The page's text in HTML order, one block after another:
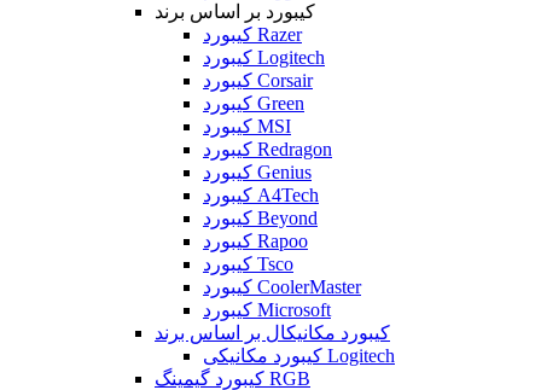
کیبورد بر اساس برند
کیبورد Razer
کیبورد Logitech
کیبورد Corsair
کیبورد Green
کیبورد MSI
کیبورد Redragon
کیبورد Genius
کیبورد A4Tech
کیبورد Beyond
کیبورد Rapoo
کیبورد Tsco
کیبورد CoolerMaster
کیبورد Microsoft
کیبورد مکانیکال بر اساس برند
کیبورد مکانیکی Logitech
کیبورد گیمینگ RGB